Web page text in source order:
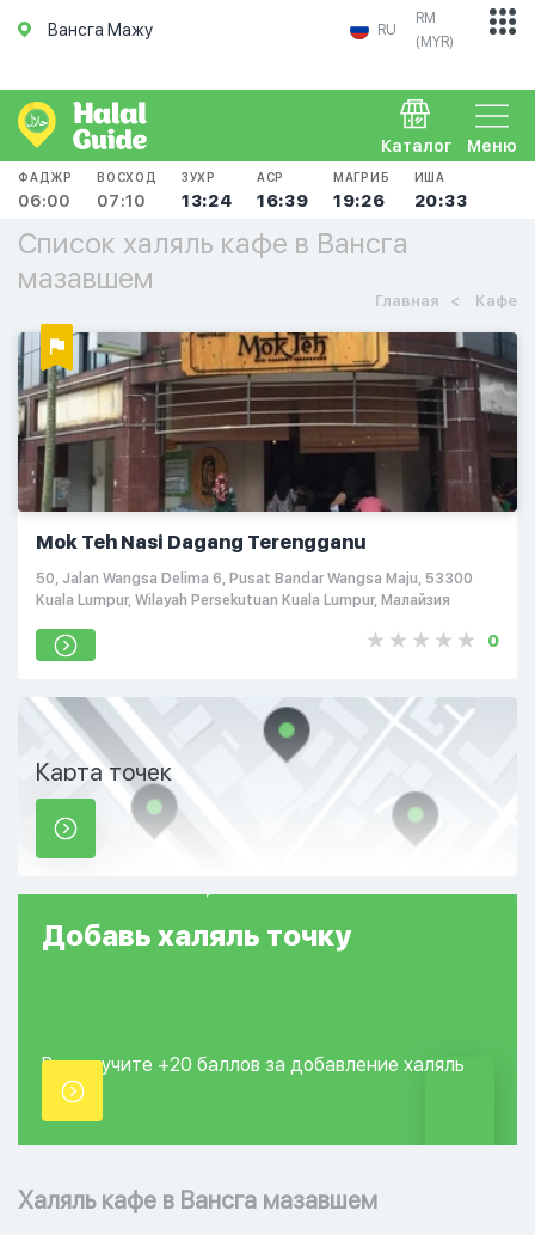
Вансга Мажу RU
RM
(MYR)
Меню
Каталог
ФАДЖР
06:00
ВОСХОД
07:10
ЗУХР
13:24
АСР
16:39
МАГРИБ
19:26
ИША
20:33
Список халяль кафе в Вансга
мазавшем
Главная Кафе
Mok Teh Nasi Dagang Terengganu
50, Jalan Wangsa Delima 6, Pusat Bandar Wangsa Maju, 53300
Kuala Lumpur, Wilayah Persekutuan Kuala Lumpur, Малайзия
0
Карта точек
Добавь халяль точку
Вы получите +20 баллов за добавление халяль
точки.
Халяль кафе в Вансга мазавшем